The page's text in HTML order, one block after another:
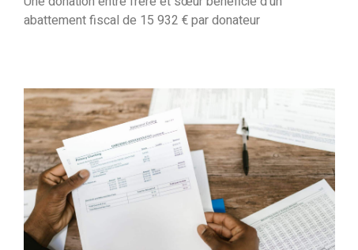
abattement fiscal de 15 932 € par donateur